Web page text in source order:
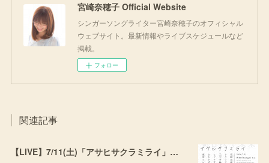
宮崎奈穂子 Official Website
シンガーソングライター宮崎奈穂子のオフィシャル
ウェブサイト。最新情報やライブスケジュールなど
掲載。
フォロー
関連記事
【LIVE】7/11(土)「アサヒサクラミライ」出演